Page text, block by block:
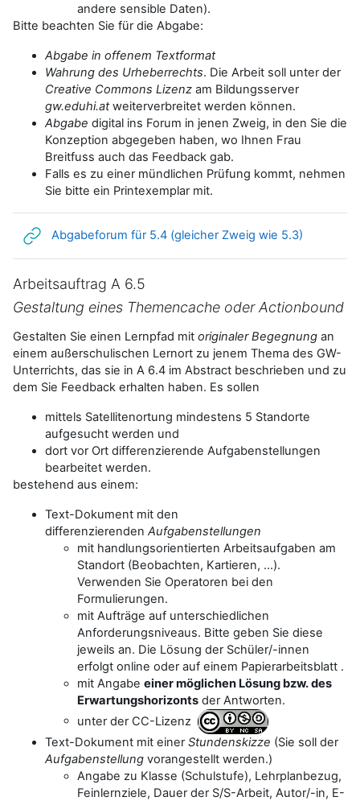
andere sensible Daten).
Bitte beachten Sie für die Abgabe:
Abgabe in offenem Textformat
Wahrung des Urheberrechts. Die Arbeit soll unter der
Creative Commons Lizenz am Bildungsserver
gw.eduhi.atweiterverbreitet werden können.
Abgabe digital ins Forum in jenen Zweig, in den Sie die
Konzeption abgegeben haben, wo Ihnen Frau
Breitfuss auch das Feedback gab.
Falls es zu einer mündlichen Prüfung kommt, nehmen
Sie bitte ein Printexemplar mit.
Abgabeforum für 5.4 (gleicher Zweig wie 5.3)
Arbeitsauftrag A 6.5
Gestaltung eines Themencache oder Actionbound
Gestalten Sie einen Lernpfad mit originaler Begegnung an
einem außerschulischen Lernort zu jenem Thema des GW-
Unterrichts, das sie in A 6.4 im Abstract beschrieben und zu
dem Sie Feedback erhalten haben. Es sollen
mittels Satellitenortung mindestens 5 Standorte
aufgesucht werden und
dort vor Ort differenzierende Aufgabenstellungen
bearbeitet werden.
bestehend aus einem:
Text-Dokument mit den
differenzierenden Aufgabenstellungen
mit handlungsorientierten Arbeitsaufgaben am
Standort (Beobachten, Kartieren, ...).
Verwenden Sie Operatoren bei den
Formulierungen.
mit Aufträge auf unterschiedlichen
Anforderungsniveaus. Bitte geben Sie diese
jeweils an. Die Lösung der Schüler/-innen
erfolgt online oder auf einem Papierarbeitsblatt .
mit Angabe einer möglichen Lösung bzw. des
Erwartungshorizonts der Antworten.
unter der CC-Lizenz
Text-Dokument mit einerStundenskizze (Sie soll der
Aufgabenstellung vorangestellt werden.)
Angabe zu Klasse (Schulstufe), Lehrplanbezug,
Feinlernziele, Dauer der S/S-Arbeit, Autor/-in, E-